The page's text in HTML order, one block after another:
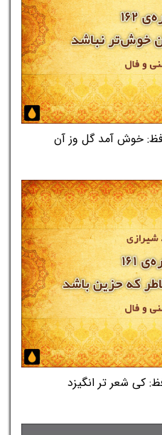
دیوان حافظ: خوش آمد گل وز آن
دیوان حافظ: کی شعر تر انگیزد